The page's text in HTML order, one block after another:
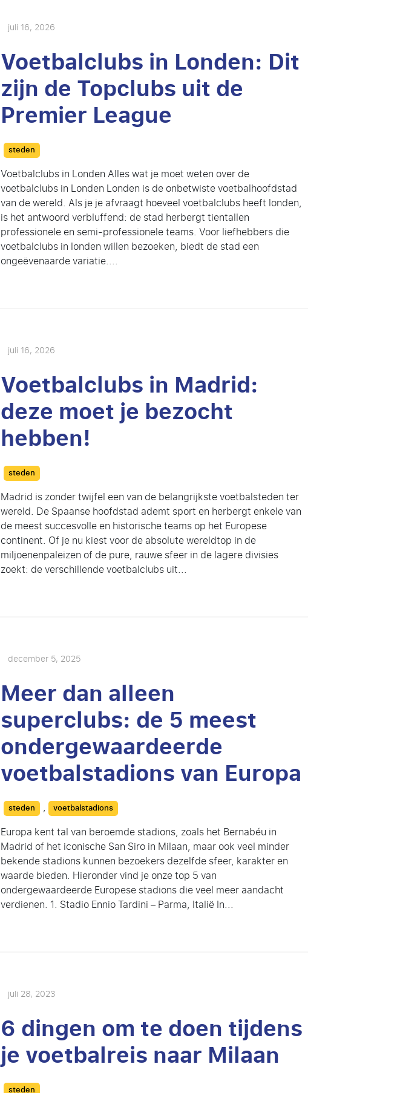
juli 16, 2026
Voetbalclubs in Londen: Dit
zijn de Topclubs uit de
Premier League
Categories
steden
Voetbalclubs in Londen Alles wat je moet weten over de
voetbalclubs in Londen Londen is de onbetwiste voetbalhoofdstad
van de wereld. Als je je afvraagt hoeveel voetbalclubs heeft londen,
is het antwoord verbluffend: de stad herbergt tientallen
professionele en semi-professionele teams. Voor liefhebbers die
voetbalclubs in londen willen bezoeken, biedt de stad een
ongeëvenaarde variatie....
juli 16, 2026
Voetbalclubs in Madrid:
deze moet je bezocht
hebben!
Categories
steden
Madrid is zonder twijfel een van de belangrijkste voetbalsteden ter
wereld. De Spaanse hoofdstad ademt sport en herbergt enkele van
de meest succesvolle en historische teams op het Europese
continent. Of je nu kiest voor de absolute wereldtop in de
miljoenenpaleizen of de pure, rauwe sfeer in de lagere divisies
zoekt: de verschillende voetbalclubs uit...
december 5, 2025
Meer dan alleen
superclubs: de 5 meest
ondergewaardeerde
voetbalstadions van Europa
Categories
steden , voetbalstadions
Europa kent tal van beroemde stadions, zoals het Bernabéu in
Madrid of het iconische San Siro in Milaan, maar ook veel minder
bekende stadions kunnen bezoekers dezelfde sfeer, karakter en
waarde bieden. Hieronder vind je onze top 5 van
ondergewaardeerde Europese stadions die veel meer aandacht
verdienen. 1. Stadio Ennio Tardini – Parma, Italië In...
juli 28, 2023
6 dingen om te doen tijdens
je voetbalreis naar Milaan
Categories
steden